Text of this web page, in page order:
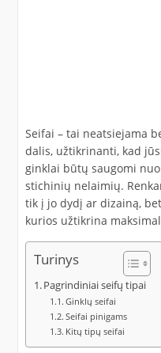
Seifai – tai neatsiejama
dalis, užtikrinanti, kad
ginklai būtų saugomi
stichinių nelaimių.
tik į jo dydį ar dizainą,
kurios užtikrina
Turinys
Pagrindiniai seifų tipai
Ginklų seifai
Seifai pinigams
Kitų tipų seifai